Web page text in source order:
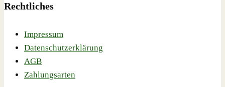
Rechtliches
Impressum
Datenschutzerklärung
AGB
Zahlungsarten